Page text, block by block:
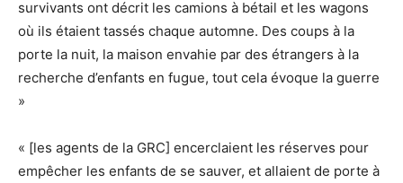
survivants ont décrit les camions à bétail et les wagons
où ils étaient tassés chaque automne. Des coups à la
porte la nuit, la maison envahie par des étrangers à la
recherche d’enfants en fugue, tout cela évoque la guerre
»
« [les agents de la GRC] encerclaient les réserves pour
empêcher les enfants de se sauver, et allaient de porte à